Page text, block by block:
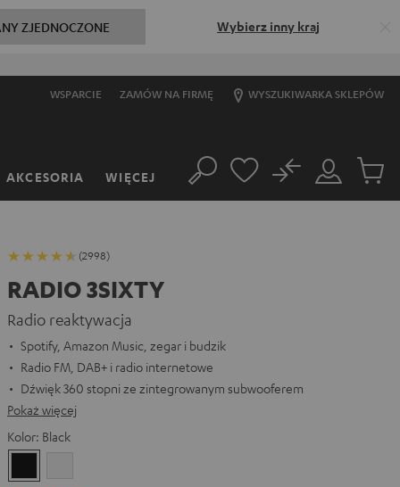
ZJEDNOCZONE Wybierz inny kraj
WSPARCIE ZAMÓW NA FIRMĘ WYSZUKIWARKA SKLEPÓW
AKCESORIA WIĘCEJ Szukaj
Moje
konto
No
(2998)
RADIO 3SIXTY
Radio reaktywacja
Spotify, Amazon Music, zegar i budzik
Radio FM, DAB+ i radio internetowe
Dźwięk 360 stopni ze zintegrowanym subwooferem
Pokaż więcej
Kolor: Black